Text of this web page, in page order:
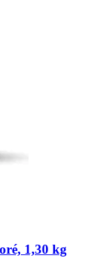
1,30 kg